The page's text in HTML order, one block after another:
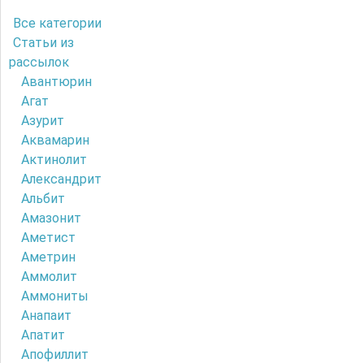
Все категории
Статьи из
рассылок
Авантюрин
Агат
Азурит
Аквамарин
Актинолит
Александрит
Альбит
Амазонит
Аметист
Аметрин
Аммолит
Аммониты
Анапаит
Апатит
Апофиллит